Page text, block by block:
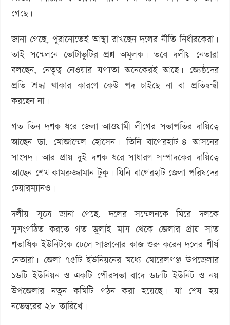
গেছে।
জানা গেছে, পুরানোতেই আস্থা রাখছেন দলের নীতি নির্ধারকেরা।
তাই সম্মেলনে ভোটাভুটির প্রশ্ন অমূলক। তবে দলীয় নেতারা
বলছেন, নেতৃত্ব নেওয়ার যগ্যতা অনেকেরই আছে। জ্যেষ্ঠদের
প্রতি শ্রদ্ধা থাকার কারণে কেউ পদ চাইছে না বা প্রতিদ্বন্দ্বী
করছেন না।
গত তিন দশক ধরে জেলা আওয়ামী লীগের সভাপতির দায়িত্বে
আছেন ডা. মোজাম্মেল হোসেন। তিনি বাগেরহাট-৪ আসনের
সাংসদ। আর প্রায় দুই দশক ধরে সাধারণ সম্পাদকের দায়িত্বে
আছেন শেখ কামরুজ্জামান টুকু। ‍যিনি বাগেরহাট জেলা পরিষদের
চেয়ারম্যানও।
দলীয় সূত্রে জানা গেছে, দলের সম্মেলনকে ঘিরে দলকে
সুসংগঠিত করতে গত জুলাই মাস থেকে জেলার প্রায় সাত
শতাধিক ইউনিটকে ঢেলে সাজানোর কাজ শুরু করেন দলের শীর্ষ
নেতারা। জেলা ৭৫টি ইউনিয়নের মধ্যে মোরেলগঞ্জ উপজেলার
১৬টি ইউনিয়ন ও একটি পৌরসভা বাদে ৬৮টি ইউনিট ও নয়
উপজেলার নতুন কমিটি গঠন করা হয়েছে। যা শেষ হয়
নভেম্বরের ২৮ তারিখে।